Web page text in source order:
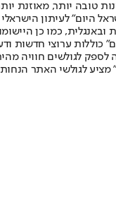
טובה יותר, מאוזנת
המודפסת הראשונה פורסמה ב-30
ערוצי חדשות
לספק לגולשים
לגולשי האתר